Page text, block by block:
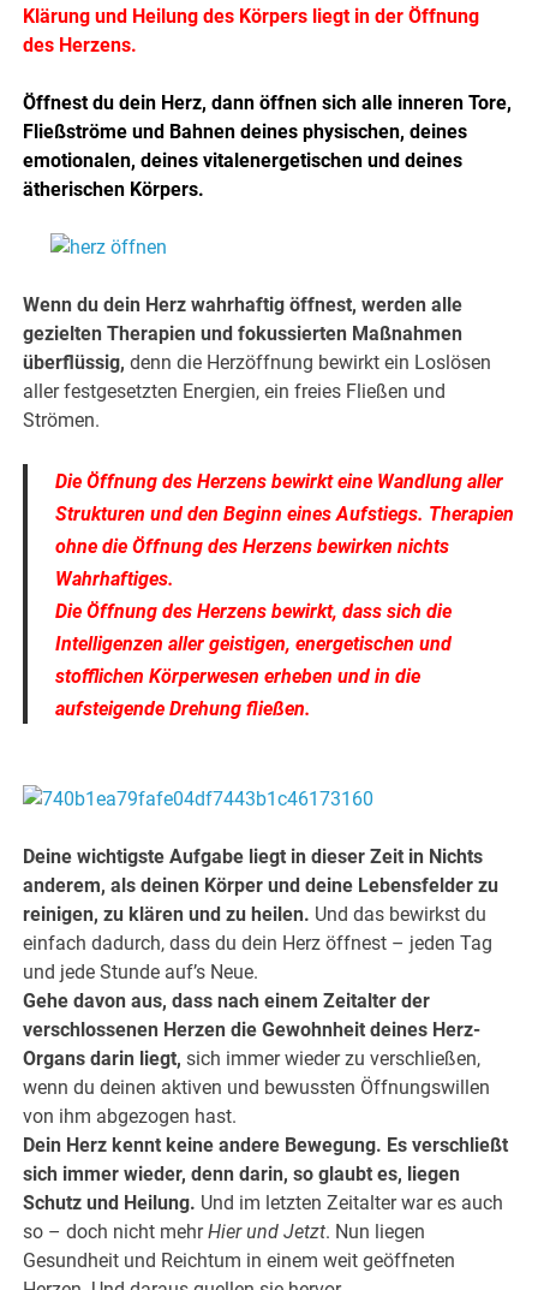
Klärung und Heilung des Körpers liegt in der Öffnung
des Herzens.
Öffnest du dein Herz, dann öffnen sich alle inneren Tore,
Fließströme und Bahnen deines physischen, deines
emotionalen, deines vitalenergetischen und deines
ätherischen Körpers.
Wenn du dein Herz wahrhaftig öffnest, werden alle
gezielten Therapien und fokussierten Maßnahmen
überflüssig, denn die Herzöffnung bewirkt ein Loslösen
aller festgesetzten Energien, ein freies Fließen und
Strömen.
Die Öffnung des Herzens bewirkt eine Wandlung aller
Strukturen und den Beginn eines Aufstiegs. Therapien
ohne die Öffnung des Herzens bewirken nichts
Wahrhaftiges.
Die Öffnung des Herzens bewirkt, dass sich die
Intelligenzen aller geistigen, energetischen und
stofflichen Körperwesen erheben und in die
aufsteigende Drehung fließen.
Deine wichtigste Aufgabe liegt in dieser Zeit in Nichts
anderem, als deinen Körper und deine Lebensfelder zu
reinigen, zu klären und zu heilen. Und das bewirkst du
einfach dadurch, dass du dein Herz öffnest – jeden Tag
und jede Stunde auf’s Neue.
Gehe davon aus, dass nach einem Zeitalter der
verschlossenen Herzen die Gewohnheit deines Herz-
Organs darin liegt, sich immer wieder zu verschließen,
wenn du deinen aktiven und bewussten Öffnungswillen
von ihm abgezogen hast.
Dein Herz kennt keine andere Bewegung. Es verschließt
sich immer wieder, denn darin, so glaubt es, liegen
Schutz und Heilung. Und im letzten Zeitalter war es auch
so – doch nicht mehrHier und Jetzt. Nun liegen
Gesundheit und Reichtum in einem weit geöffneten